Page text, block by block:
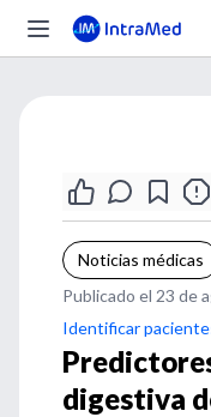
Noticias médicas
Publicado el 23 de
Identificar
digestiva